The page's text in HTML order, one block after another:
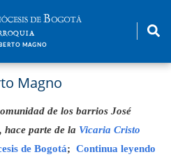
MAGNO
Magno
de los barrios José
parte de la Vicaria Cristo
de Bogotá; Continua leyendo